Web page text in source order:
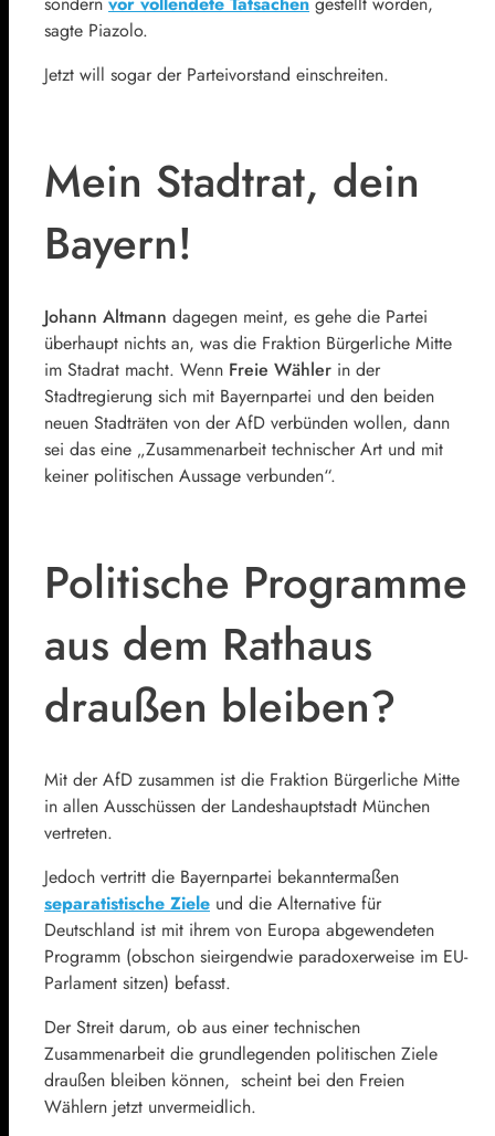
sagte Piazolo.
Jetzt will sogar der Parteivorstand einschreiten.
Mein Stadtrat, dein
Bayern!
Johann Altmann dagegen meint, es gehe die Partei
überhaupt nichts an, was die Fraktion Bürgerliche Mitte
im Stadrat macht. Wenn Freie Wähler in der
Stadtregierung sich mit Bayernpartei und den beiden
neuen Stadträten von der AfD verbünden wollen, dann
sei das eine „Zusammenarbeit technischer Art und mit
keiner politischen Aussage verbunden“.
Politische Programme
aus dem Rathaus
draußen bleiben?
Mit der AfD zusammen ist die Fraktion Bürgerliche Mitte
in allen Ausschüssen der Landeshauptstadt München
vertreten.
Jedoch vertritt die Bayernpartei bekanntermaßen
separatistische Ziele und die Alternative für
Deutschland ist mit ihrem von Europa abgewendeten
Programm (obschon sieirgendwie paradoxerweise im EU-
Parlament sitzen) befasst.
Der Streit darum, ob aus einer technischen
Zusammenarbeit die grundlegenden politischen Ziele
draußen bleiben können, scheint bei den Freien
Wählern jetzt unvermeidlich.